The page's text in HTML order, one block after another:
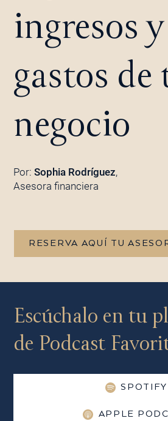
ingresos y
gastos de
negocio
Por: Sophia Rodríguez,
Asesora financiera
RESERVA AQUÍ TU
Escúchalo en tu
de Podcast
SPOTIFY
APPLE